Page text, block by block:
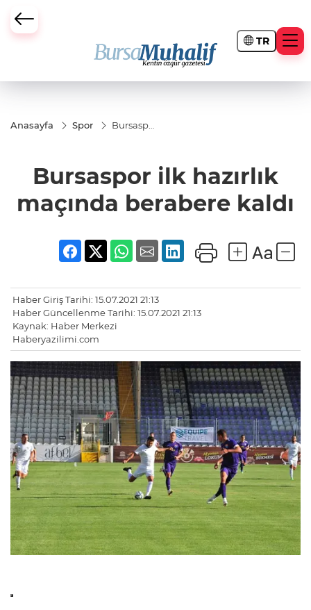
TR
Büyükşehir Darbesi
Anasayfa Spor
Bursaspor
berabere
kaldı
Bursaspor ilk hazırlık
maçında berabere kaldı
Haber Giriş Tarihi: 15.07.2021 21:13
Haber Güncellenme Tarihi: 15.07.2021 21:13
Kaynak: Haber Merkezi
Haberyazilimi.com